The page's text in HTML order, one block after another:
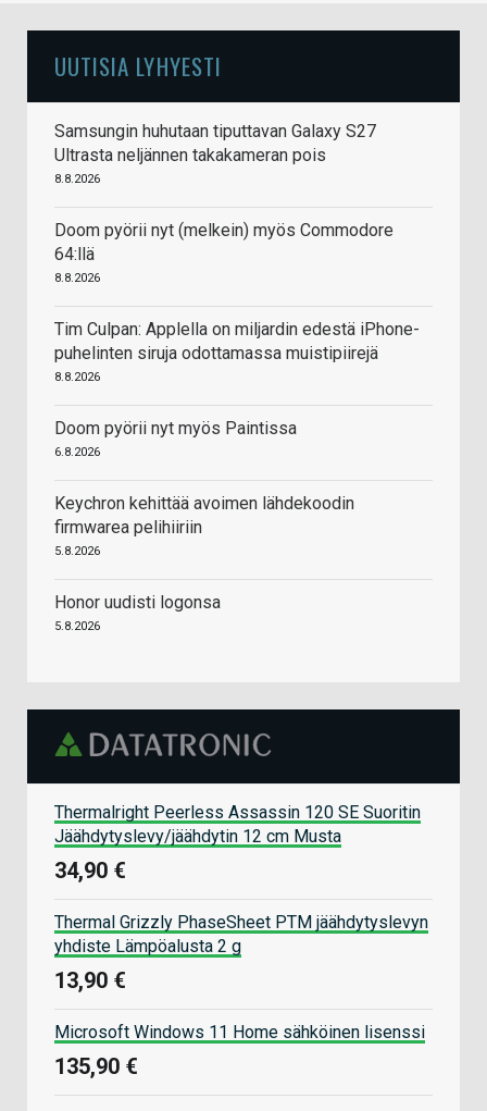
UUTISIA LYHYESTI
Samsungin huhutaan tiputtavan Galaxy S27
Ultrasta neljännen takakameran pois
8.8.2026
Doom pyörii nyt (melkein) myös Commodore
64:llä
8.8.2026
Tim Culpan: Applella on miljardin edestä iPhone-
puhelinten siruja odottamassa muistipiirejä
8.8.2026
Doom pyörii nyt myös Paintissa
6.8.2026
Keychron kehittää avoimen lähdekoodin
firmwarea pelihiiriin
5.8.2026
Honor uudisti logonsa
5.8.2026
Thermalright Peerless Assassin 120 SE Suoritin
Jäähdytyslevy/jäähdytin 12 cm Musta
34,90 €
Thermal Grizzly PhaseSheet PTM jäähdytyslevyn
yhdiste Lämpöalusta 2 g
13,90 €
Microsoft Windows 11 Home sähköinen lisenssi
135,90 €